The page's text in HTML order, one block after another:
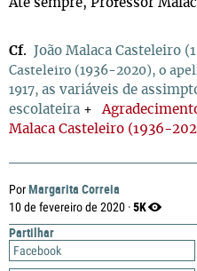
PorMargarita Correia
10 de fevereiro de 2020 ·5K
Partilhar
Facebook
Até sempre, Professor
Cf. João Malaca Casteleiro
Casteleiro (1936-2020), o
1917, as variáveis de
escolateira +
Malaca Casteleiro (1936-